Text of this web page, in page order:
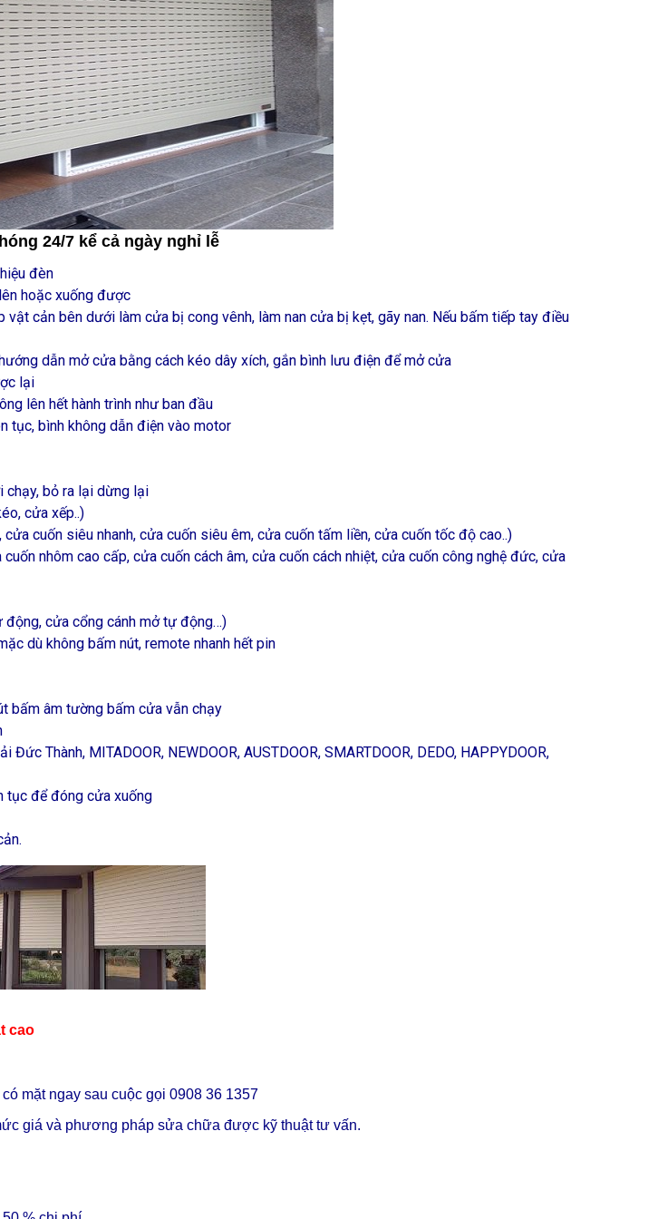
24/7 kể cả ngày nghỉ lễ
đèn
hoặc xuống được
cản bên dưới làm cửa bị cong vênh, làm nan cửa bị kẹt, gãy nan. Nếu bấm tiếp tay điều
dẫn mở cửa bằng cách kéo dây xích, gắn bình lưu điện để mở cửa
lại
lên hết hành trình như ban đầu
tục, bình không dẫn điện vào motor
chạy, bỏ ra lại dừng lại
cửa xếp..)
cuốn siêu nhanh, cửa cuốn siêu êm, cửa cuốn tấm liền, cửa cuốn tốc độ cao..)
nhôm cao cấp, cửa cuốn cách âm, cửa cuốn cách nhiệt, cửa cuốn công nghệ đức, cửa
cửa cổng cánh mở tự động…)
dù không bấm nút, remote nhanh hết pin
bấm âm tường bấm cửa vẫn chạy
Thành, MITADOOR, NEWDOOR, AUSTDOOR, SMARTDOOR, DEDO, HAPPYDOOR,
tục để đóng cửa xuống
cao
mặt ngay sau cuộc gọi 0908 36 1357
giá và phương pháp sửa chữa được kỹ thuật tư vấn.